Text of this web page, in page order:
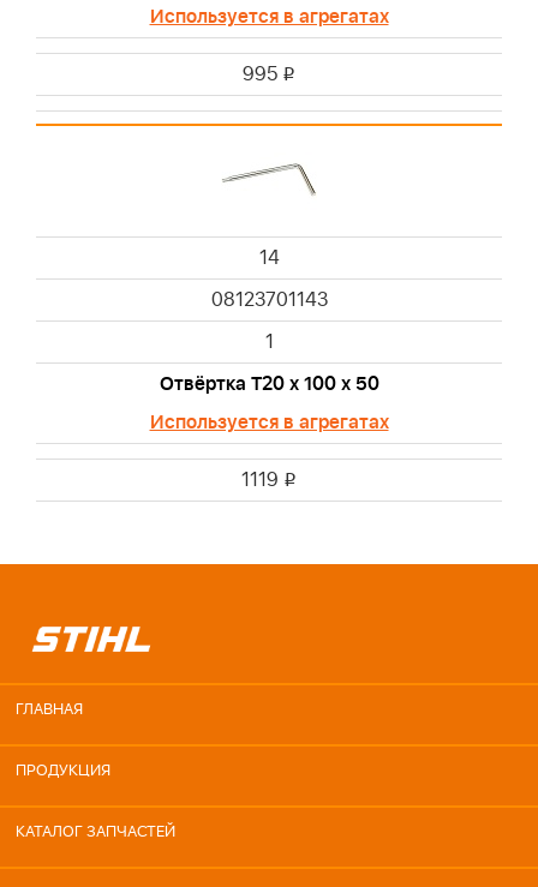
Используется в агрегатах
995 i
14
08123701143
1
Отвёртка T20 х 100 х 50
Используется в агрегатах
1119 i
ГЛАВНАЯ
ПРОДУКЦИЯ
КАТАЛОГ ЗАПЧАСТЕЙ